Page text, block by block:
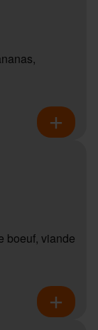
boeuf, viande